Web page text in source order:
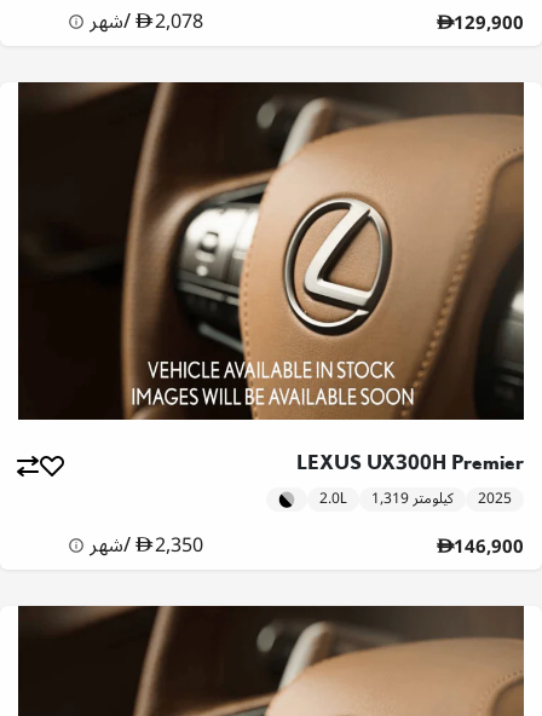
129,900
2,078
/شهر
LEXUS UX300H Premier
2025 1,319 كيلومتر 2.0L
146,900
2,350
/شهر